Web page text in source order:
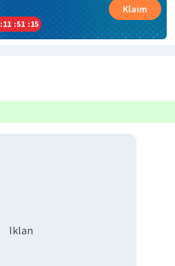
:11 :51 :15
Klaim
Iklan